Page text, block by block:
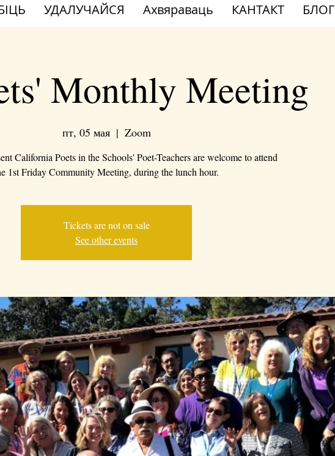
УДАЛУЧАЙСЯ Ахвяраваць КАНТАКТ БЛОГ
Monthly Meeting
пт, 05 мая
  |
Zoom
California Poets in the Schools' Poet-Teachers are welcome to attend
1st Friday Community Meeting, during the lunch hour.
Tickets are not on sale
See other events